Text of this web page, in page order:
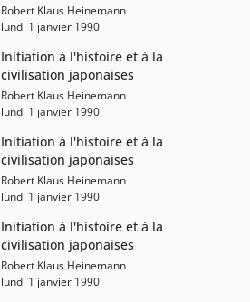
Robert Klaus Heinemann
lundi 1 janvier 1990
Initiation à l'histoire et à la
civilisation japonaises
Robert Klaus Heinemann
lundi 1 janvier 1990
Initiation à l'histoire et à la
civilisation japonaises
Robert Klaus Heinemann
lundi 1 janvier 1990
Initiation à l'histoire et à la
civilisation japonaises
Robert Klaus Heinemann
lundi 1 janvier 1990